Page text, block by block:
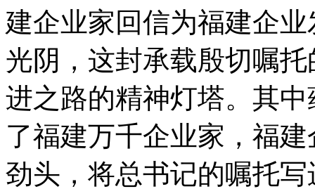
建企业家回信为福建企
光阴，这封承载殷切嘱
进之路的精神灯塔。其
了福建万千企业家，福
劲头，将总书记的嘱托